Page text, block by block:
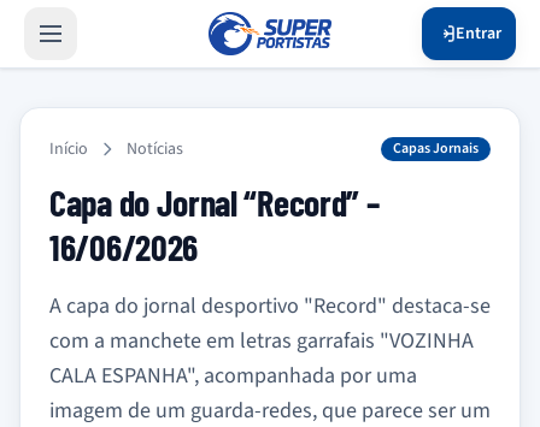
Entrar
Início Notícias Capas Jornais
Capa do Jornal “Record” –
16/06/2026
A capa do jornal desportivo "Record" destaca-se
com a manchete em letras garrafais "VOZINHA
CALA ESPANHA", acompanhada por uma
imagem de um guarda-redes, que parece ser um